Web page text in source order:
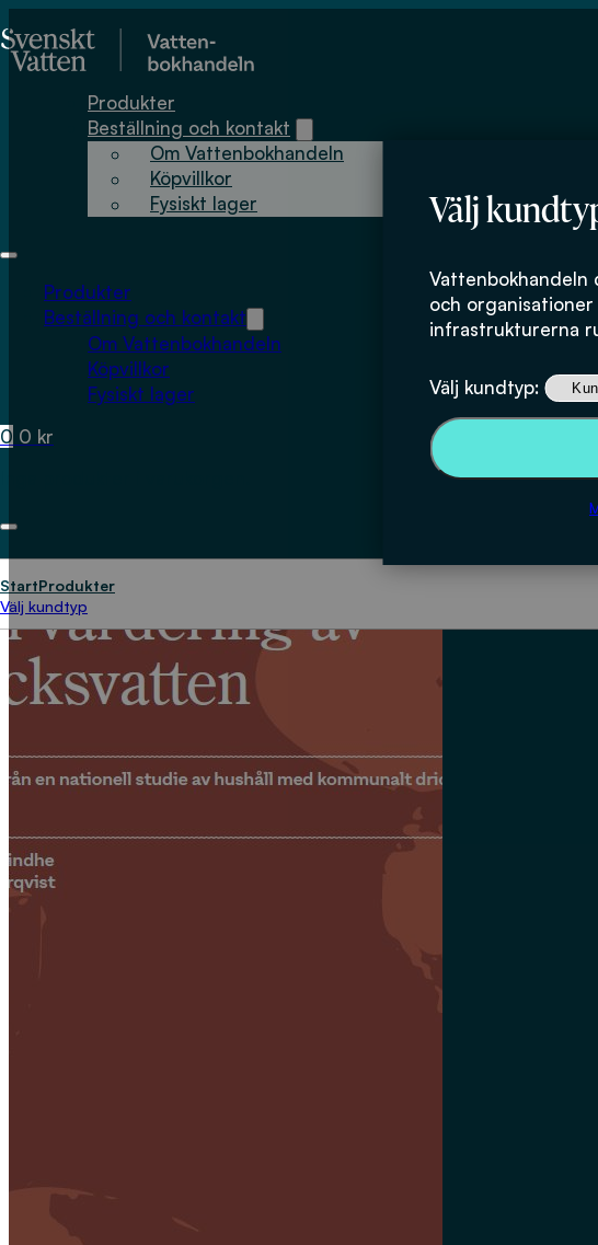
Välj
Vattenbokhandeln
och
infrastrukturerna
Välj kundtyp:
Produkter
Beställning och kontakt
Om Vattenbokhandeln
Köpvillkor
Fysiskt lager
Produkter
Beställning och kontakt
Om Vattenbokhandeln
Köpvillkor
Fysiskt lager
0 0 kr
StartProdukter
Välj kundtyp